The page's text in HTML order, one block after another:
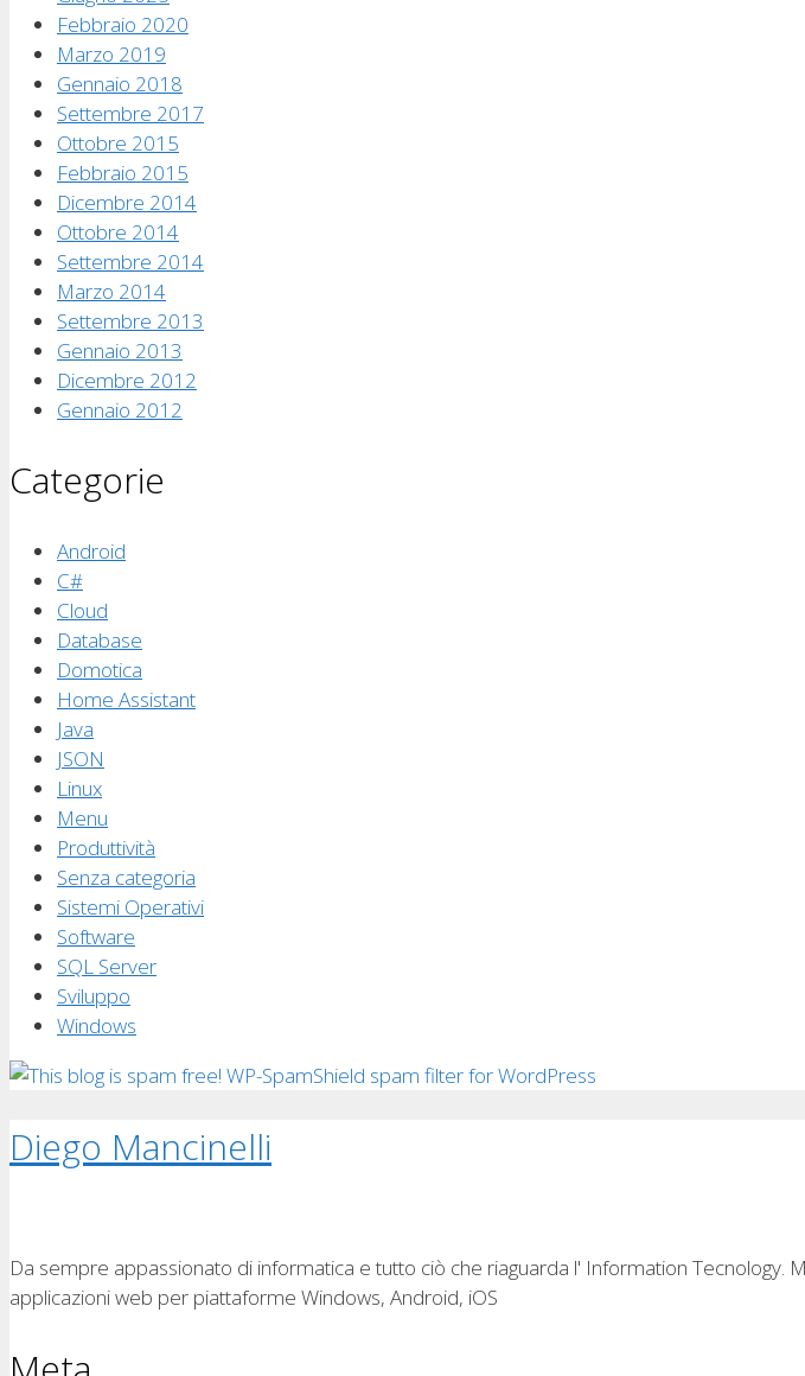
Febbraio 2020
Marzo 2019
Gennaio 2018
Settembre 2017
Ottobre 2015
Febbraio 2015
Dicembre 2014
Ottobre 2014
Settembre 2014
Marzo 2014
Settembre 2013
Gennaio 2013
Dicembre 2012
Gennaio 2012
Categorie
Android
C#
Cloud
Database
Domotica
Home Assistant
Java
JSON
Linux
Menu
Produttività
Senza categoria
Sistemi Operativi
Software
SQL Server
Sviluppo
Windows
Diego Mancinelli
Da sempre appassionato di informatica e tutto ciò che riaguarda l' Information Tecnology.
applicazioni web per piattaforme Windows, Android, iOS